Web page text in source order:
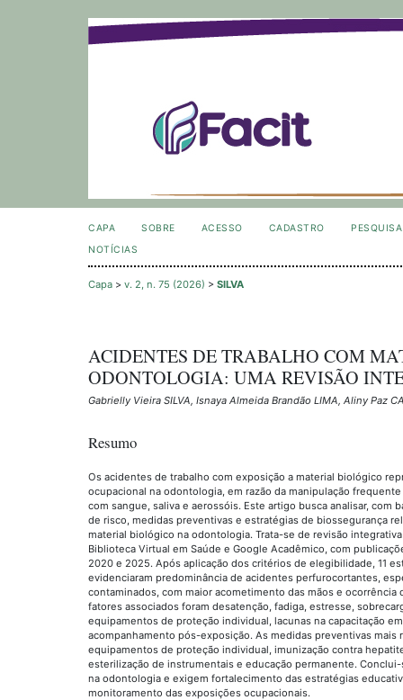
CAPA SOBRE ACESSO CADASTRO
PESQUISA
NOTÍCIAS
Capa > v. 2, n. 75 (2026) > SILVA
ACIDENTES DE TRABALHO COM
ODONTOLOGIA: UMA REVISÃO
Gabrielly Vieira SILVA, Isnaya Almeida Brandão LIMA, Aliny Paz
Resumo
Os acidentes de trabalho com exposição a material biológico
ocupacional na odontologia, em razão da manipulação
com sangue, saliva e aerossóis. Este artigo busca analisar, com
de risco, medidas preventivas e estratégias de biossegurança
material biológico na odontologia. Trata-se de revisão
Biblioteca Virtual em Saúde e Google Acadêmico, com
2020 e 2025. Após aplicação dos critérios de elegibilidade, 11
evidenciaram predominância de acidentes perfurocortantes,
contaminados, com maior acometimento das mãos e
fatores associados foram desatenção, fadiga, estresse,
equipamentos de proteção individual, lacunas na capacitação
acompanhamento pós-exposição. As medidas preventivas
equipamentos de proteção individual, imunização contra
esterilização de instrumentais e educação permanente.
na odontologia e exigem fortalecimento das estratégias
monitoramento das exposições ocupacionais.